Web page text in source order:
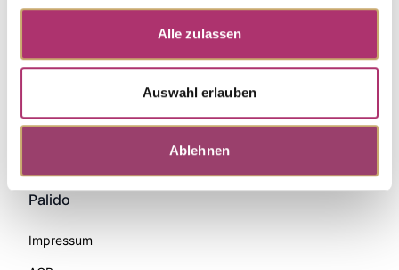
Alle zulassen
Auswahl erlauben
Ablehnen
Palido
Impressum